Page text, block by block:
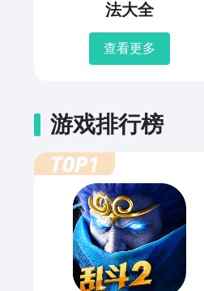
法大全
查看更多
游戏排行榜